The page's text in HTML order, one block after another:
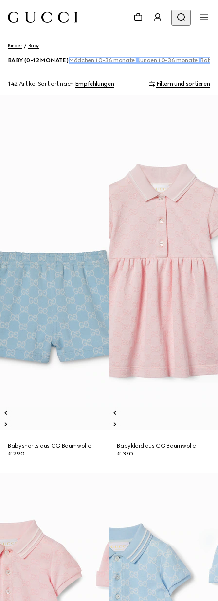
Kinder Baby
BABY (0-12 MONATE) Mädchen (0-36 monate) Jungen (0-36 monate) Baby
142 Artikel Sortiert nach Empfehlungen Filtern und sortieren
Babyshorts aus GG Baumwolle
€ 290
Babykleid aus GG Baumwolle
€ 370